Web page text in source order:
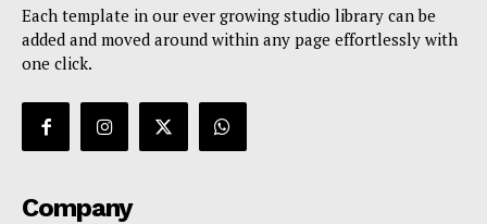
Each template in our ever growing studio library can be
added and moved around within any page effortlessly with
one click.
Company